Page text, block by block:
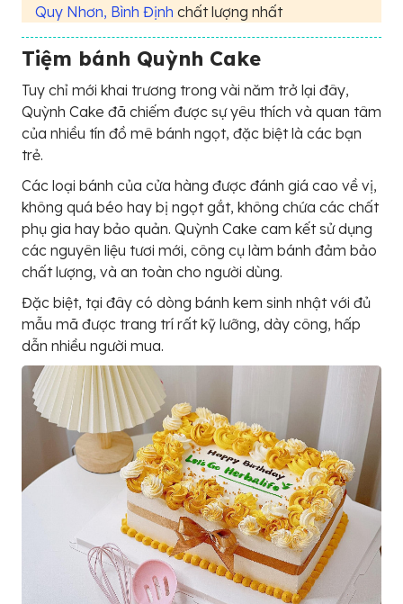
Quy Nhơn, Bình Định chất lượng nhất
Tiệm bánh Quỳnh Cake
Tuy chỉ mới khai trương trong vài năm trở lại đây,
Quỳnh Cake đã chiếm được sự yêu thích và quan tâm
của nhiều tín đồ mê bánh ngọt, đặc biệt là các bạn
trẻ.
Các loại bánh của cửa hàng được đánh giá cao về vị,
không quá béo hay bị ngọt gắt, không chứa các chất
phụ gia hay bảo quản. Quỳnh Cake cam kết sử dụng
các nguyên liệu tươi mới, công cụ làm bánh đảm bảo
chất lượng, và an toàn cho người dùng.
Đặc biệt, tại đây có dòng bánh kem sinh nhật với đủ
mẫu mã được trang trí rất kỹ lưỡng, dày công, hấp
dẫn nhiều người mua.